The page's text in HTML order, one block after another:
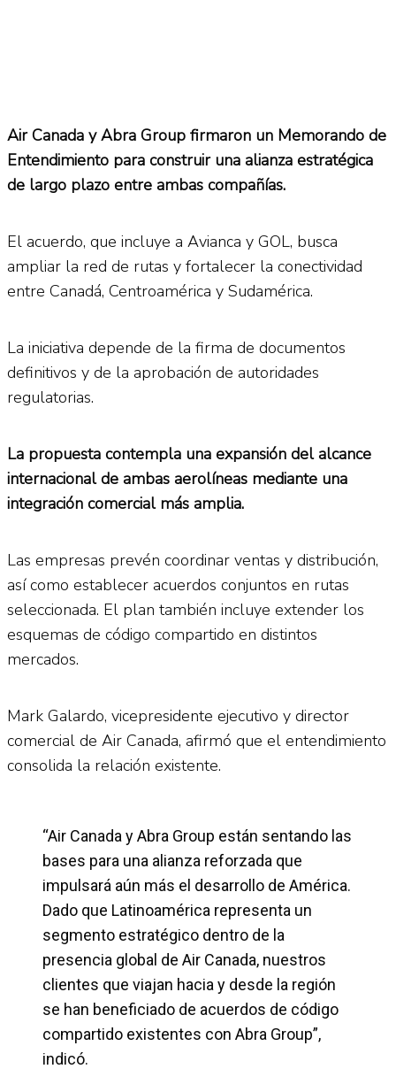
Air Canada y Abra Group firmaron un Memorando de
Entendimiento para construir una alianza estratégica
de largo plazo entre ambas compañías.
El acuerdo, que incluye a Avianca y GOL, busca
ampliar la red de rutas y fortalecer la conectividad
entre Canadá, Centroamérica y Sudamérica.
La iniciativa depende de la firma de documentos
definitivos y de la aprobación de autoridades
regulatorias.
La propuesta contempla una expansión del alcance
internacional de ambas aerolíneas mediante una
integración comercial más amplia.
Las empresas prevén coordinar ventas y distribución,
así como establecer acuerdos conjuntos en rutas
seleccionada. El plan también incluye extender los
esquemas de código compartido en distintos
mercados.
Mark Galardo, vicepresidente ejecutivo y director
comercial de Air Canada, afirmó que el entendimiento
consolida la relación existente.
“Air Canada y Abra Group están sentando las
bases para una alianza reforzada que
impulsará aún más el desarrollo de América.
Dado que Latinoamérica representa un
segmento estratégico dentro de la
presencia global de Air Canada, nuestros
clientes que viajan hacia y desde la región
se han beneficiado de acuerdos de código
compartido existentes con Abra Group”,
indicó.